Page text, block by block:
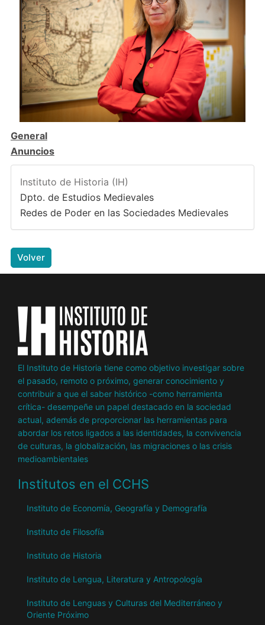
General
Anuncios
Instituto de Historia (IH)
Dpto. de Estudios Medievales
Redes de Poder en las Sociedades Medievales
Volver
El Instituto de Historia tiene como objetivo investigar sobre
el pasado, remoto o próximo, generar conocimiento y
contribuir a que el saber histórico -como herramienta
crítica- desempeñe un papel destacado en la sociedad
actual, además de proporcionar las herramientas para
abordar los retos ligados a las identidades, la convivencia
de culturas, la globalización, las migraciones o las crisis
medioambientales
Institutos en el CCHS
Instituto de Economía, Geografía y Demografía
Instituto de Filosofía
Instituto de Historia
Instituto de Lengua, Literatura y Antropología
Instituto de Lenguas y Culturas del Mediterráneo y
Oriente Próximo